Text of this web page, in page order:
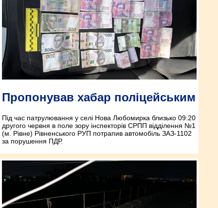
Пропонував хабар поліцейським
Під час патрулювання у селі Нова Любомирка близько 09:20
другого червня в поле зору інспекторів СРПП відділення №1
(м. Рівне) Рівненського РУП потрапив автомобіль ЗАЗ-1102
за порушення ПДР.